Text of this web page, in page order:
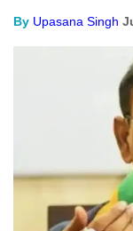
By Upasana Singh